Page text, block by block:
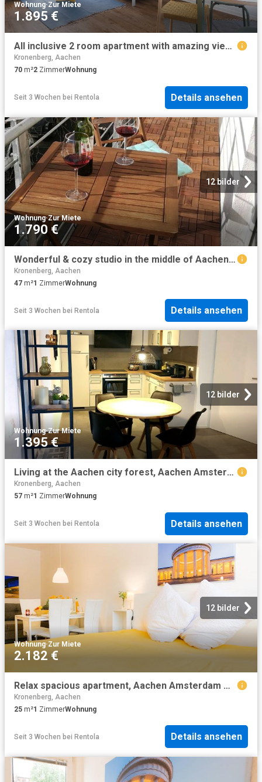
Wohnung·Zur Miete
1.895 €
All inclusive 2 room apartment with amazing view, Aachen Amsterdam Apartments for Rent
Kronenberg, Aachen
70 m²2 ZimmerWohnung
Seit 3 Wochen bei Rentola Details ansehen
12 bilder
Wohnung·Zur Miete
1.790 €
Wonderful & cozy studio in the middle of Aachen in the trendy Pontviertel, close to the university and 5 minutes from the historic center, Aachen Amsterdam Apartments for Rent
Kronenberg, Aachen
47 m²1 ZimmerWohnung
Seit 3 Wochen bei Rentola Details ansehen
12 bilder
Wohnung·Zur Miete
1.395 €
Living at the Aachen city forest, Aachen Amsterdam Apartments for Rent
Kronenberg, Aachen
57 m²1 ZimmerWohnung
Seit 3 Wochen bei Rentola Details ansehen
12 bilder
Wohnung·Zur Miete
2.182 €
Relax spacious apartment, Aachen Amsterdam Apartments for Rent
Kronenberg, Aachen
25 m²1 ZimmerWohnung
Seit 3 Wochen bei Rentola Details ansehen